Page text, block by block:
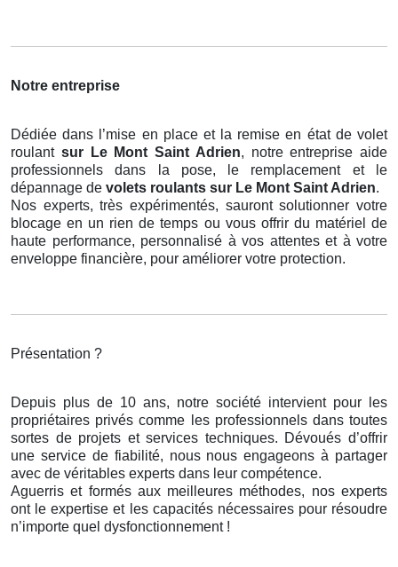
Notre entreprise
Dédiée dans l’mise en place et la remise en état de volet
roulant sur Le Mont Saint Adrien, notre entreprise aide
professionnels dans la pose, le remplacement et le
dépannage de volets roulants sur Le Mont Saint Adrien.
Nos experts, très expérimentés, sauront solutionner votre
blocage en un rien de temps ou vous offrir du matériel de
haute performance, personnalisé à vos attentes et à votre
enveloppe financière, pour améliorer votre protection.
Présentation ?
Depuis plus de 10 ans, notre société intervient pour les
propriétaires privés comme les professionnels dans toutes
sortes de projets et services techniques. Dévoués d’offrir
une service de fiabilité, nous nous engageons à partager
avec de véritables experts dans leur compétence.
Aguerris et formés aux meilleures méthodes, nos experts
ont le expertise et les capacités nécessaires pour résoudre
n’importe quel dysfonctionnement !